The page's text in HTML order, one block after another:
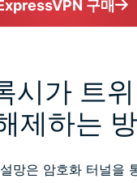
구매
시가 트
제하는
망은 암호화 터널을